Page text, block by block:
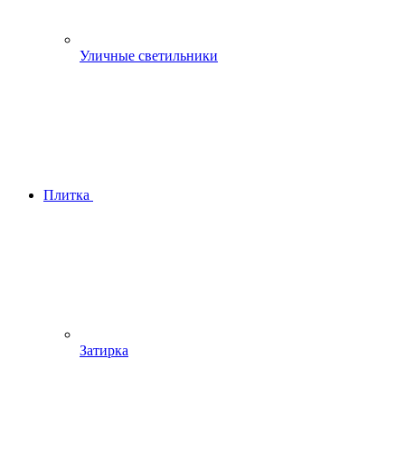
Уличные светильники
Плитка
Затирка